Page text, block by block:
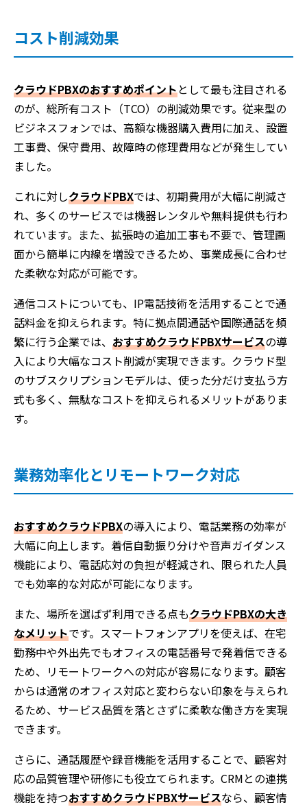
コスト削減効果
クラウドPBXのおすすめポイントとして最も注目される
のが、総所有コスト（TCO）の削減効果です。従来型の
ビジネスフォンでは、高額な機器購入費用に加え、設置
工事費、保守費用、故障時の修理費用などが発生してい
ました。
これに対しクラウドPBXでは、初期費用が大幅に削減さ
れ、多くのサービスでは機器レンタルや無料提供も行わ
れています。また、拡張時の追加工事も不要で、管理画
面から簡単に内線を増設できるため、事業成長に合わせ
た柔軟な対応が可能です。
通信コストについても、IP電話技術を活用することで通
話料金を抑えられます。特に拠点間通話や国際通話を頻
繁に行う企業では、 おすすめクラウドPBXサービスの導
入により大幅なコスト削減が実現できます。クラウド型
のサブスクリプションモデルは、使った分だけ支払う方
式も多く、無駄なコストを抑えられるメリットがありま
す。
業務効率化とリモートワーク対応
おすすめクラウドPBXの導入により、電話業務の効率が
大幅に向上します。着信自動振り分けや音声ガイダンス
機能により、電話応対の負担が軽減され、限られた人員
でも効率的な対応が可能になります。
また、場所を選ばず利用できる点もクラウドPBXの大き
なメリットです。スマートフォンアプリを使えば、在宅
勤務中や外出先でもオフィスの電話番号で発着信できる
ため、リモートワークへの対応が容易になります。顧客
からは通常のオフィス対応と変わらない印象を与えられ
るため、サービス品質を落とさずに柔軟な働き方を実現
できます。
さらに、通話履歴や録音機能を活用することで、顧客対
応の品質管理や研修にも役立てられます。CRMとの連携
機能を持つおすすめクラウドPBXサービスなら、顧客情